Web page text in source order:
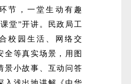
节，一堂生动有趣
堂”开讲。民政局工
校园生活、网络交
全等真实场景，用图
景小故事、互动问答